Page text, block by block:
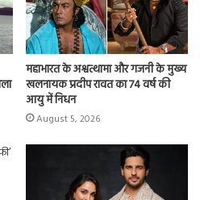
महाभारत के अश्वत्थामा और गजनी के मुख्य
खलनायक प्रदीप रावत का 74 वर्ष की
आयु में निधन
August 5, 2026